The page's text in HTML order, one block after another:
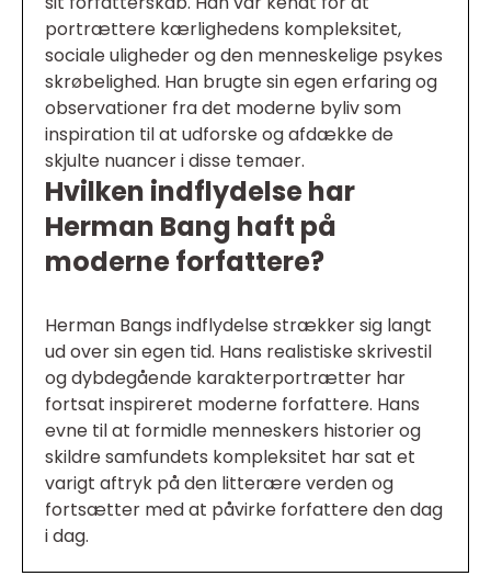
portrættere kærlighedens kompleksitet,
sociale uligheder og den menneskelige psykes
skrøbelighed. Han brugte sin egen erfaring og
observationer fra det moderne byliv som
inspiration til at udforske og afdække de
skjulte nuancer i disse temaer.
Hvilken indflydelse har
Herman Bang haft på
moderne forfattere?
Herman Bangs indflydelse strækker sig langt
ud over sin egen tid. Hans realistiske skrivestil
og dybdegående karakterportrætter har
fortsat inspireret moderne forfattere. Hans
evne til at formidle menneskers historier og
skildre samfundets kompleksitet har sat et
varigt aftryk på den litterære verden og
fortsætter med at påvirke forfattere den dag
i dag.